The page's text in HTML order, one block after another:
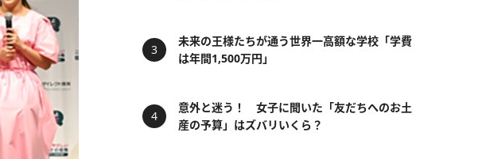
未来の王様たちが通う世界一高額な学校「学費
は年間1,500万円」
意外と迷う！ 女子に聞いた「友だちへのお土
産の予算」はズバリいくら？